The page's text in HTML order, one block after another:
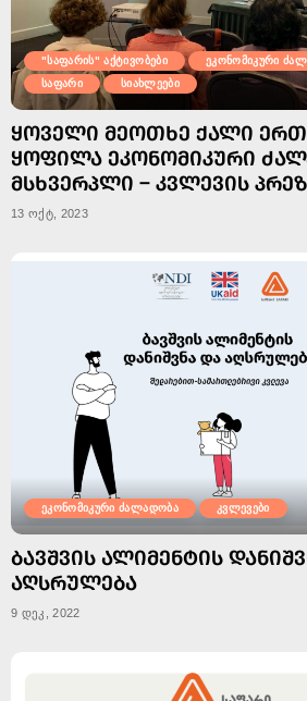
"საფარის" აქტივობები
ეკონომიკური
საფარი
სიახლეები
ᲧᲝᲕᲔᲚᲘ ᲛᲔᲝᲗᲮᲔ ᲥᲐᲚᲘ
ᲧᲝᲤᲘᲚᲐ ᲔᲙᲝᲜᲝᲛᲘᲙᲣᲠᲘ
ᲛᲡᲮᲕᲔᲠᲞᲚᲘ – ᲙᲕᲚᲔᲕᲘᲡ
13 ოქტ, 2023
ეკონომიკური ძალადობა კვლევები
ᲑᲐᲕᲨᲕᲘᲡ ᲐᲚᲘᲛᲔᲜᲢᲘᲡ
ᲐᲦᲡᲠᲣᲚᲔᲑᲐ
9 დეკ, 2022